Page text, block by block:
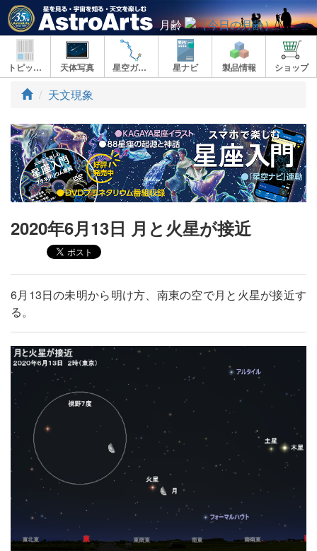
月齢
トピックス 天体写真 星空ガイド 星ナビ 製品情報 ショップ
ト
プ
天文現象
2020年6月13日 月と火星が接近
6月13日の未明から明け方、南東の空で月と火星が接近す
る。